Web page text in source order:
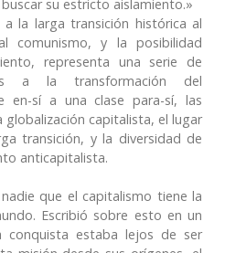
su estricto aislamiento.»
la larga transición histórica al
comunismo, y la posibilidad
representa una serie de
a la transformación del
en-sí a una clase para-sí, las
capitalista, el lugar
transición, y la diversidad de
anticapitalista.
que el capitalismo tiene la
Escribió sobre esto en un
estaba lejos de ser